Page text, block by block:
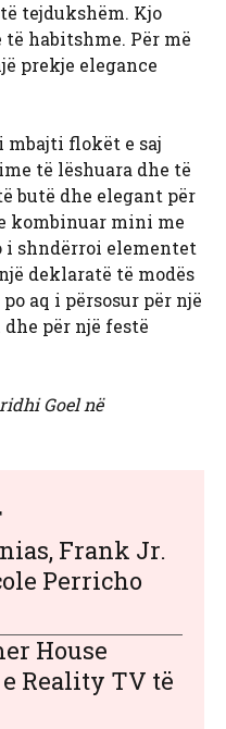
tejdukshëm. Kjo
habitshme. Për më
prekje elegance
mbajti flokët e saj
të lëshuara dhe të
butë dhe elegant për
kombinuar mini me
i shndërroi elementet
deklaratë të modës
aq i përsosur për një
për një festë
Goel në
Frank Jr.
Perricho
House
Reality TV të